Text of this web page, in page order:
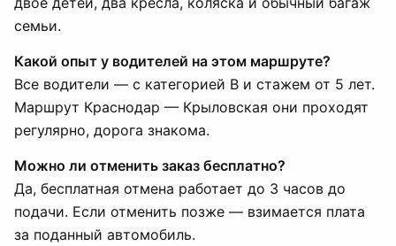
семьи.
Какой опыт у водителей на этом маршруте?
Все водители — с категорией B и стажем от 5 лет.
Маршрут Краснодар — Крыловская они проходят
регулярно, дорога знакома.
Можно ли отменить заказ бесплатно?
Да, бесплатная отмена работает до 3 часов до
подачи. Если отменить позже — взимается плата
за поданный автомобиль.